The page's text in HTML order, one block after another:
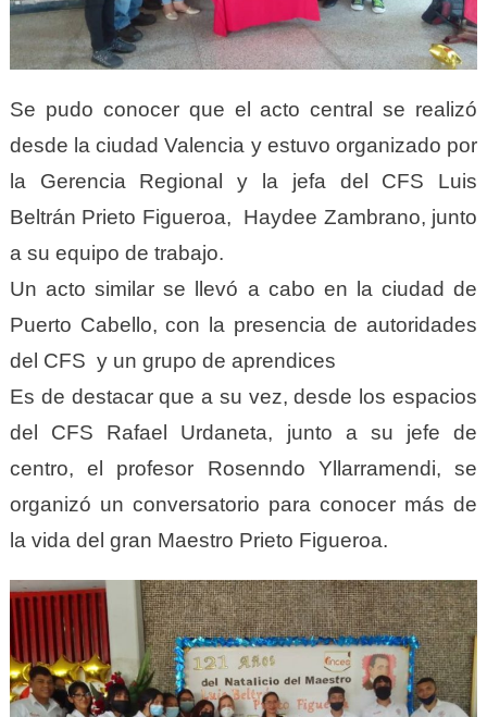
Se pudo conocer que el acto central se realizó
desde la ciudad Valencia y estuvo organizado por
la Gerencia Regional y la jefa del CFS Luis
Beltrán Prieto Figueroa, Haydee Zambrano, junto
a su equipo de trabajo.
Un acto similar se llevó a cabo en la ciudad de
Puerto Cabello, con la presencia de autoridades
del CFS y un grupo de aprendices
Es de destacar que a su vez, desde los espacios
del CFS Rafael Urdaneta, junto a su jefe de
centro, el profesor Rosenndo Yllarramendi, se
organizó un conversatorio para conocer más de
la vida del gran Maestro Prieto Figueroa.